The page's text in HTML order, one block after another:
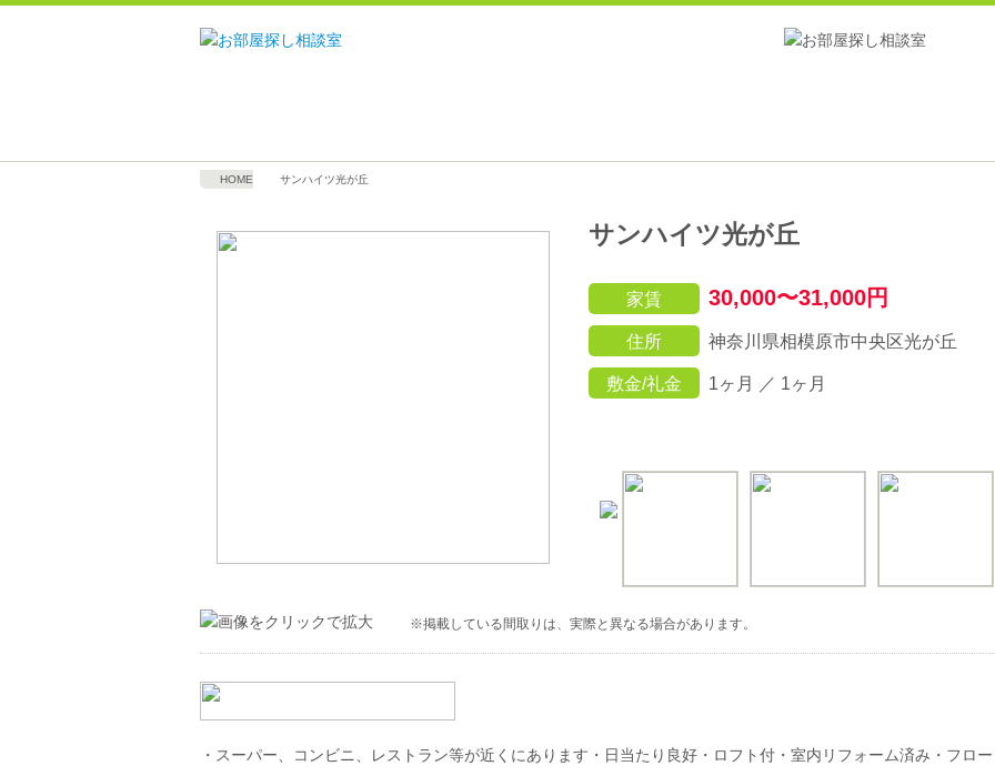
HOME サンハイツ光が丘
サンハイツ光が丘
家賃 30,000〜31,000円
住所 神奈川県相模原市中央区光が丘
敷金/礼金 1ヶ月 ／ 1ヶ月
※掲載している間取りは、実際と異なる場合があります。
・スーパー、コンビニ、レストラン等が近くにあります・日当たり良好・ロフト付・室内リフォーム済み・フロ